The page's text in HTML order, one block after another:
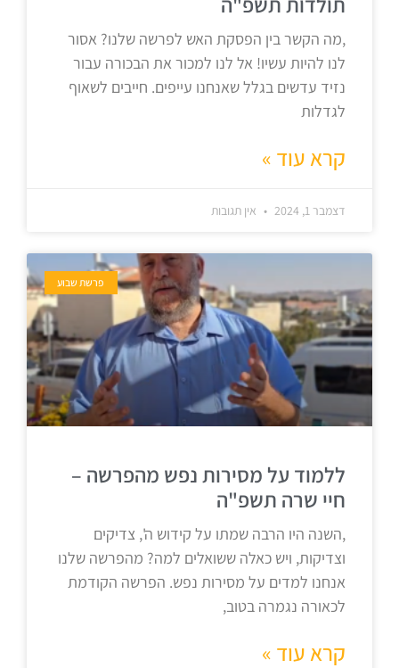
,מה הקשר בין הפסקת האש לפרשה שלנו? אסור
לנו להיות עשיו! אל לנו למכור את הבכורה עבור
נזיד עדשים בגלל שאנחנו עייפים. חייבים לשאוף
לגדלות
קרא עוד »
דצמבר 1, 2024 אין תגובות
פרשת שבוע
ללמוד על מסירות נפש מהפרשה –
חיי שרה תשפ"ה
,השנה היו הרבה שמתו על קידוש ה', צדיקים
וצדיקות, ויש כאלה ששואלים למה? מהפרשה שלנו
אנחנו למדים על מסירות נפש. הפרשה הקודמת
לכאורה נגמרה בטוב,
קרא עוד »